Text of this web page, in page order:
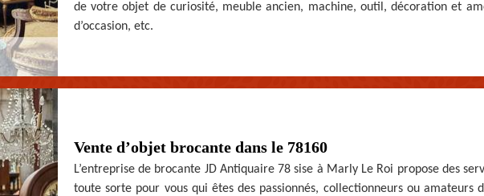
de votre objet de curiosité, meuble ancien, machine, outil, décoration et
d’occasion, etc.
Vente d’objet brocante dans le 78160
L’entreprise de brocante JD Antiquaire 78 sise à Marly Le Roi propose des
toute sorte pour vous qui êtes des passionnés, collectionneurs ou amateurs